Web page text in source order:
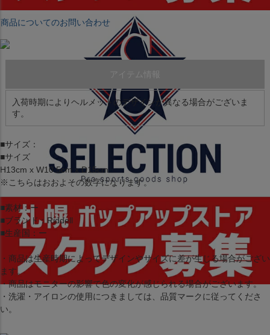
商品についてのお問い合わせ
アイテム情報
入荷時期によりヘルメットのデザインが異なる場合がございま
す。
■サイズ：
■サイズ
H13cm x W10.5cm x D15cm
※こちらはおおよその数字になります。
■素材：ー
■ブランド：Riddell
■生産国：ー
・商品は生産時期によってデザインやサイズに差が生じる場合がござい
ます。
・商品はモニターの影響で色の変化が感じられる場合がございます。
・洗濯・アイロンの使用につきましては、品質マークに従ってくださ
い。